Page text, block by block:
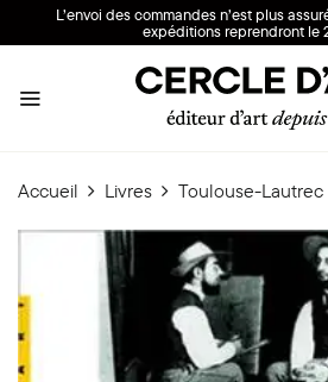
L’envoi des commandes n’est plus
expéditions reprendront le
Accueil Livres Toulouse-Lautrec